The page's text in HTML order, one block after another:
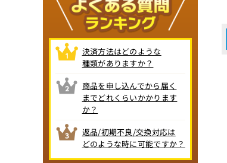
決済方法はどのような
種類がありますか？
商品を申し込んでから届く
までどれくらいかかります
か？
返品/初期不良/交換対応は
どのような時に可能ですか？